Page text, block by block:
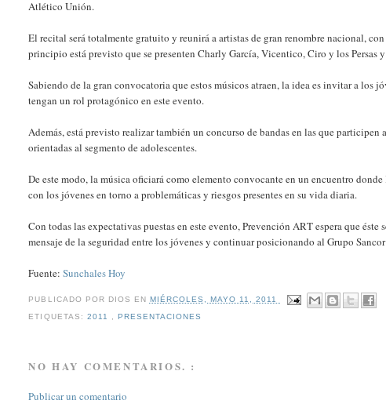
Atlético Unión.
El recital será totalmente gratuito y reunirá a artistas de gran renombre nacional,
principio está previsto que se presenten Charly García, Vicentico, Ciro y los Persas
Sabiendo de la gran convocatoria que estos músicos atraen, la idea es invitar a los
tengan un rol protagónico en este evento.
Además, está previsto realizar también un concurso de bandas en las que
orientadas al segmento de adolescentes.
De este modo, la música oficiará como elemento convocante en un encuentro
con los jóvenes en torno a problemáticas y riesgos presentes en su vida diaria.
Con todas las expectativas puestas en este evento, Prevención ART espera que
mensaje de la seguridad entre los jóvenes y continuar posicionando al Grupo
Fuente:Sunchales Hoy
PUBLICADO POR DIOS EN MIÉRCOLES, MAYO 11, 2011
ETIQUETAS: 2011 PRESENTACIONES
NO HAY COMENTARIOS. :
Publicar un comentario